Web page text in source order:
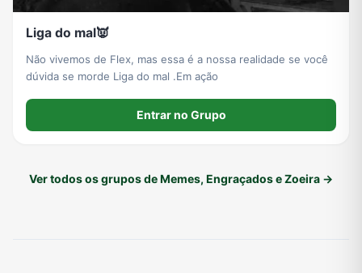
Liga do mal👿
Não vivemos de Flex, mas essa é a nossa realidade se você
dúvida se morde Liga do mal .Em ação
Entrar no Grupo
Ver todos os grupos de Memes, Engraçados e Zoeira →